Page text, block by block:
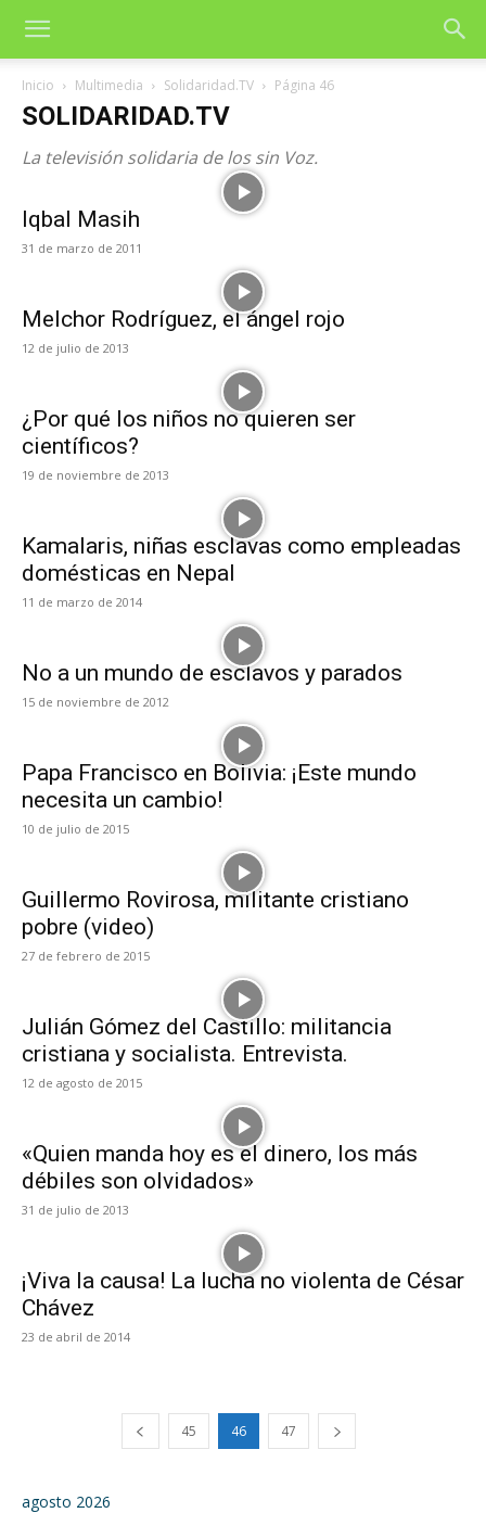
Inicio Multimedia Solidaridad.TV Página 46
SOLIDARIDAD.TV
La televisión solidaria de los sin Voz.
Iqbal Masih
31 de marzo de 2011
Melchor Rodríguez, el ángel rojo
12 de julio de 2013
¿Por qué los niños no quieren ser
científicos?
19 de noviembre de 2013
Kamalaris, niñas esclavas como empleadas
domésticas en Nepal
11 de marzo de 2014
No a un mundo de esclavos y parados
15 de noviembre de 2012
Papa Francisco en Bolivia: ¡Este mundo
necesita un cambio!
10 de julio de 2015
Guillermo Rovirosa, militante cristiano
pobre (video)
27 de febrero de 2015
Julián Gómez del Castillo: militancia
cristiana y socialista. Entrevista.
12 de agosto de 2015
«Quien manda hoy es el dinero, los más
débiles son olvidados»
31 de julio de 2013
¡Viva la causa! La lucha no violenta de César
Chávez
23 de abril de 2014
45 46 47
agosto 2026